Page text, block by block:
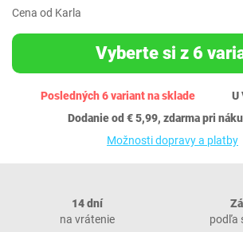
Cena od Karla
Vyberte si z 6
Posledných 6 variant na sklade
U
Dodanie od € 5,99, zdarma pri
Možnosti dopravy a platby
14 dní
na vrátenie
podľa